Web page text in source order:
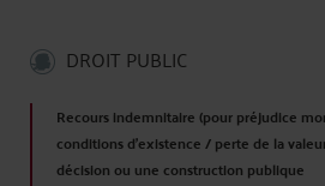
DROIT PUBLIC
Recours indemnitaire (pour préjudice
conditions d'existence / perte de la
décision ou une construction publique